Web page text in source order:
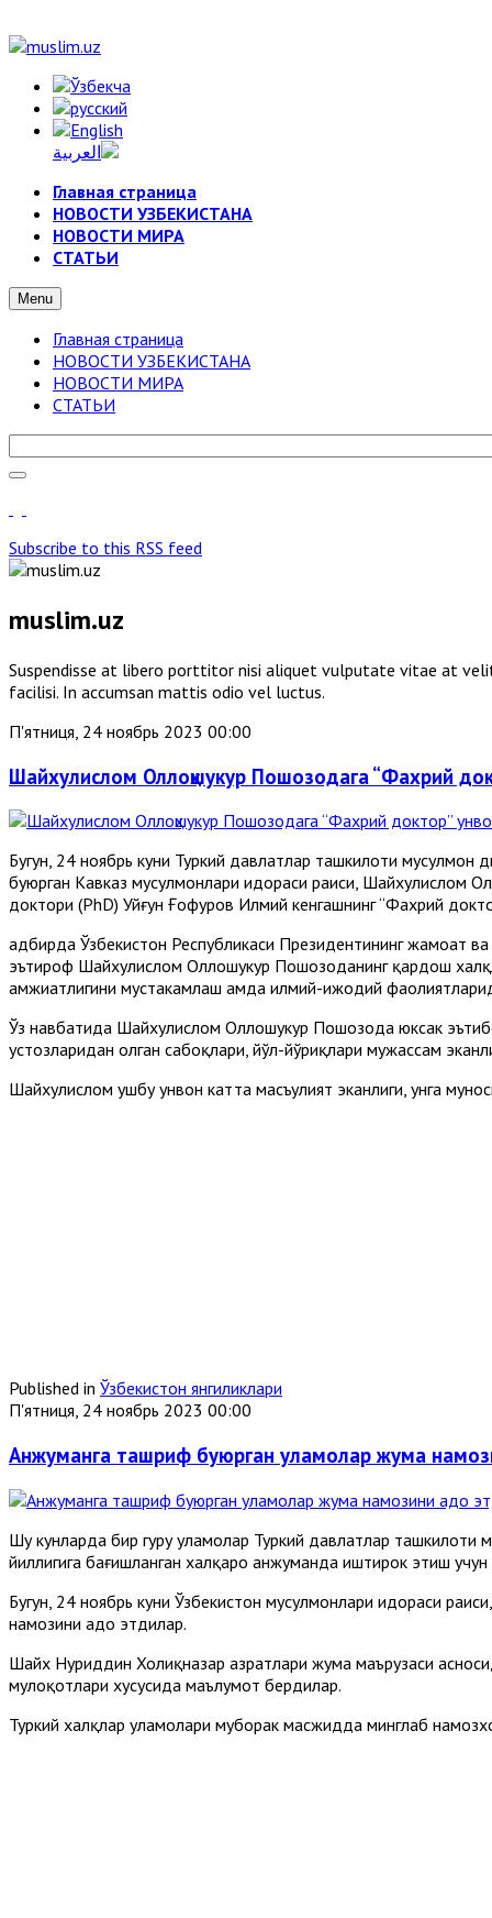
Главная страница
НОВОСТИ УЗБЕКИСТАНА
НОВОСТИ МИРА
СТАТЬИ
Menu
Главная страница
НОВОСТИ УЗБЕКИСТАНА
НОВОСТИ МИРА
СТАТЬИ
Subscribe to this RSS feed
muslim.uz
Suspendisse at libero porttitor nisi aliquet vulputate vitae at
facilisi. In accumsan mattis odio vel luctus.
П'ятниця, 24 ноябрь 2023 00:00
Шайхулислом Оллоҳшукур Пошозодага “Фахрий
Бугун, 24 ноябрь куни Туркий давлатлар ташкилоти
буюрган Кавказ мусулмонлари идораси раиси, Шайхулислом
доктори (PhD) Уйғун Ғофуров Илмий кенгашнинг “Фахрий
адбирда Ўзбекистон Республикаси Президентининг жамоат
эътироф Шайхулислом Оллоҳшукур Пошозоданинг қардош
ҳамжиҳатлигини мустаҳкамлаш ҳамда илмий-ижодий
Ўз навбатида Шайхулислом Оллоҳшукур Пошозода юксак
устозларидан олган сабоқлари, йўл-йўриқлари мужассам
Шайхулислом ушбу унвон катта масъулият эканлиги, унга
Published in Ўзбекистон янгиликлари
П'ятниця, 24 ноябрь 2023 00:00
Анжуманга ташриф буюрган уламолар жума
Шу кунларда бир гуруҳ уламолар Туркий давлатлар
йиллигига бағишланган халқаро анжуманда иштирок этиш
Бугун, 24 ноябрь куни Ўзбекистон мусулмонлари идораси
намозини адо этдилар.
Шайх Нуриддин Холиқназар ҳазратлари жума маърузаси
мулоқотлари хусусида маълумот бердилар.
Туркий халқлар уламолари муборак масжидда минглаб